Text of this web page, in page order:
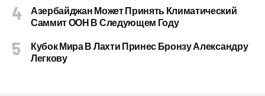
Азербайджан Может Принять Климатический
Саммит ООН В Следующем Году
Кубок Мира В Лахти Принес Бронзу Александру
Легкову